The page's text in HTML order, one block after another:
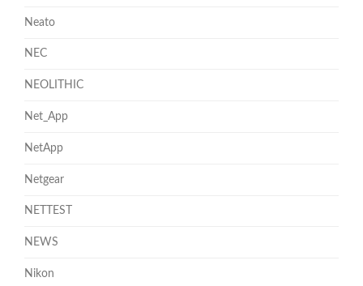
Neato
NEC
NEOLITHIC
Net_App
NetApp
Netgear
NETTEST
NEWS
Nikon